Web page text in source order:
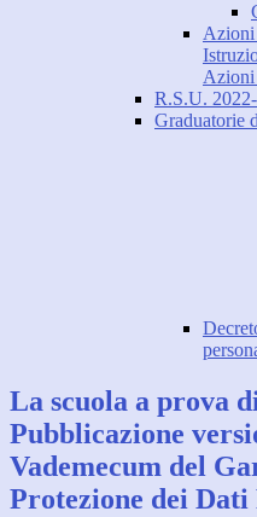
Azioni
Azioni
R.S.U.
Graduatorie
La scuola a prova
Pubblicazione
Vademecum del
Protezione dei Dati